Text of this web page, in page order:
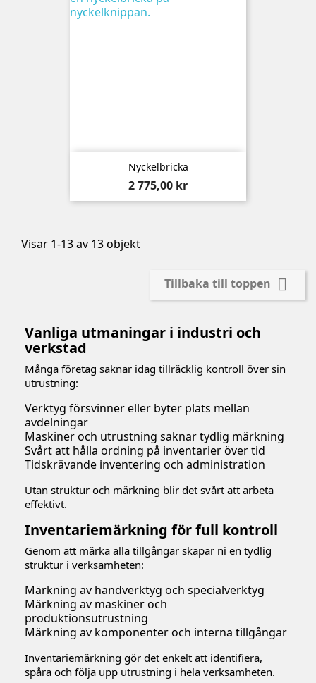
Nyckelbricka
Pris
2 775,00 kr
Visar 1-13 av 13 objekt
Tillbaka till toppen 
Vanliga utmaningar i industri och
verkstad
Många företag saknar idag tillräcklig kontroll över sin
utrustning:
Verktyg försvinner eller byter plats mellan
avdelningar
Maskiner och utrustning saknar tydlig märkning
Svårt att hålla ordning på inventarier över tid
Tidskrävande inventering och administration
Utan struktur och märkning blir det svårt att arbeta
effektivt.
Inventariemärkning för full kontroll
Genom att märka alla tillgångar skapar ni en tydlig
struktur i verksamheten:
Märkning av handverktyg och specialverktyg
Märkning av maskiner och
produktionsutrustning
Märkning av komponenter och interna tillgångar
Inventariemärkning gör det enkelt att identifiera,
spåra och följa upp utrustning i hela verksamheten.